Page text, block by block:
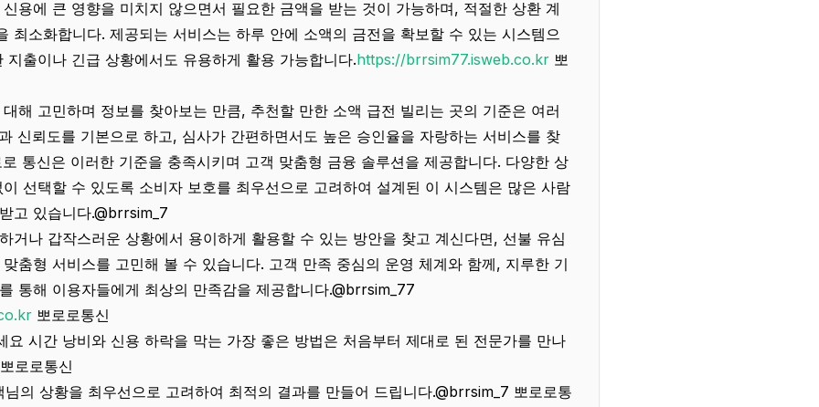
용에 큰 영향을 미치지 않으면서 필요한 금액을 받는 것이 가능하며, 적절한 상환 계
최소화합니다. 제공되는 서비스는 하루 안에 소액의 금전을 확보할 수 있는 시스템으
출이나 긴급 상황에서도 유용하게 활용 가능합니다.https://brrsim77.isweb.co.kr 뽀
해 고민하며 정보를 찾아보는 만큼, 추천할 만한 소액 급전 빌리는 곳의 기준은 여러
신뢰도를 기본으로 하고, 심사가 간편하면서도 높은 승인율을 자랑하는 서비스를 찾
통신은 이러한 기준을 충족시키며 고객 맞춤형 금융 솔루션을 제공합니다. 다양한 상
선택할 수 있도록 소비자 보호를 최우선으로 고려하여 설계된 이 시스템은 많은 사람
고 있습니다.@brrsim_7
거나 갑작스러운 상황에서 용이하게 활용할 수 있는 방안을 찾고 계신다면, 선불 유심
춤형 서비스를 고민해 볼 수 있습니다. 고객 만족 중심의 운영 체계와 함께, 지루한 기
통해 이용자들에게 최상의 만족감을 제공합니다.@brrsim_77
뽀로로통신
요 시간 낭비와 신용 하락을 막는 가장 좋은 방법은 처음부터 제대로 된 전문가를 만나
로로통신
의 상황을 최우선으로 고려하여 최적의 결과를 만들어 드립니다.@brrsim_7 뽀로로통